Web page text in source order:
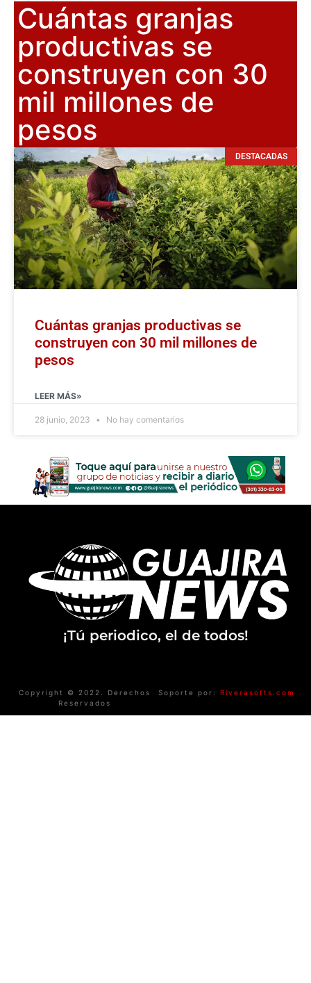
Cuántas granjas
productivas se
construyen con 30
mil millones de
pesos
DESTACADAS
Cuántas granjas productivas se
construyen con 30 mil millones de
pesos
LEER MÁS»
28 junio, 2023 No hay comentarios
¡Tú periodico, el de todos!
Copyright © 2022. Derechos
Reservados
Soporte por: Riverasofts.com